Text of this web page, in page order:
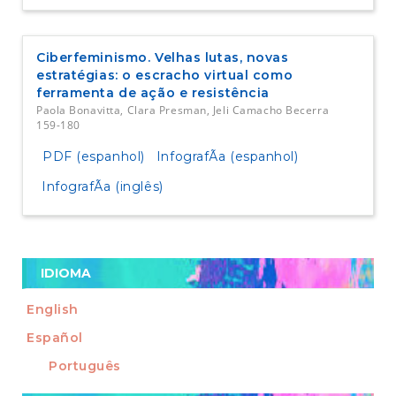
Ciberfeminismo. Velhas lutas, novas
estratégias: o escracho virtual como
ferramenta de ação e resistência
Paola Bonavitta, Clara Presman, Jeli Camacho Becerra
159-180
PDF (espanhol)
InfografÃ­a (espanhol)
InfografÃ­a (inglês)
IDIOMA
English
Español
Português